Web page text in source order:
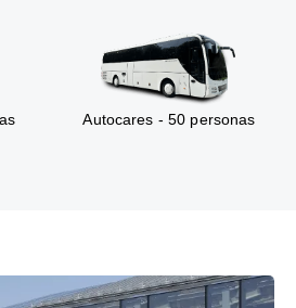
Autocares - 50 personas